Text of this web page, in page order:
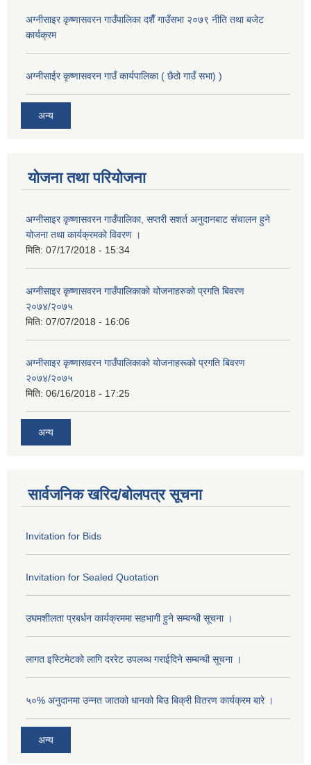
अग्नीसाइर कृष्णासवरन गाउँपालिका दशैँ गाउँसभा २०७९ नीति तथा बजेट
कार्यक्रम
अग्नीसाईर कृष्णासवरन गाउँ कार्यपालिका ( छैठो गाउँ सभा) )
अन्य
योजना तथा परियोजना
अग्नीसाइर कृष्णासवरन गाउँपालिका, सप्तरी सशर्त अनुदानबाट संचालन हुने
योजना तथा कार्यक्रमको विवरण ।
मिति: 07/17/2018 - 15:34
अग्नीसाइर कृष्णासवरन गाउँपालिकाको योजनाहरुको प्रगति बिवरण
२०७४/२०७५
मिति: 07/07/2018 - 16:06
अग्नीसाइर कृष्णासवरन गाउँपालिकाको योजनाहरूको प्रगति बिवरण
२०७४/२०७५
मिति: 06/16/2018 - 17:25
अन्य
सार्वजनिक खरिद/बोलपत्र सूचना
Invitation for Bids
Invitation for Sealed Quotation
उघमशीलता प्रबर्धन कार्यक्रममा सहभागी हुने सम्बन्धी सूचना ।
लागत इस्टिमेटको लागि दररेट उपलब्ध गराईदिने सम्बन्धी सूचना ।
५०% अनुदानमा उन्नत जातको धानको बिउ बिक्री वितरण कार्यक्रम बारे ।
अन्य